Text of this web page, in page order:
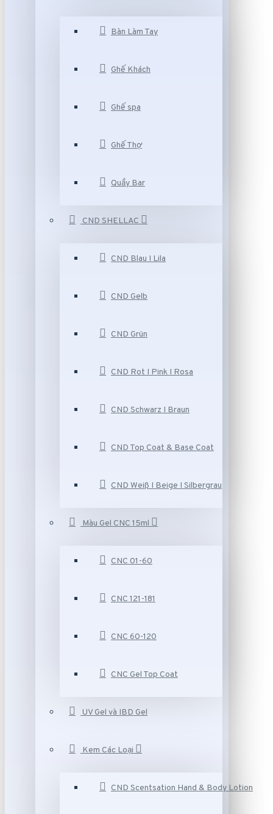
Bàn Làm Tay
Ghế Khách
Ghế spa
Ghế Thợ
Quầy Bar
CND SHELLAC
CND Blau I Lila
CND Gelb
CND Grün
CND Rot I Pink I Rosa
CND Schwarz I Braun
CND Top Coat & Base Coat
CND Weiß I Beige I Silbergrau
Màu Gel CNC 15ml
CNC 01-60
CNC 121-181
CNC 60-120
CNC Gel Top Coat
UV Gel và IBD Gel
Kem Các Loại
CND Scentsation Hand & Body Lotion